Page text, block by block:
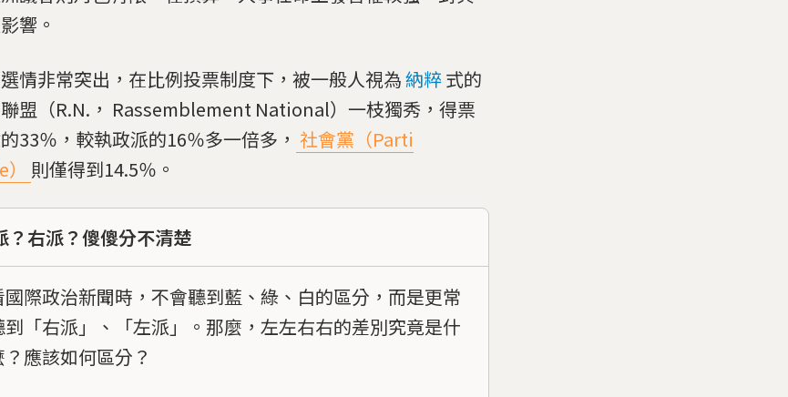
響。
情非常突出，在比例投票制度下，被一般人視為納粹式的
盟（R.N.， Rassemblement National）一枝獨秀，得票
33％，較執政派的16％多一倍多， 社會黨（Parti
則僅得到14.5％。
？右派？傻傻分不清楚
國際政治新聞時，不會聽到藍、綠、白的區分，而是更常
到「右派」、「左派」。那麼，左左右右的差別究竟是什
？應該如何區分？